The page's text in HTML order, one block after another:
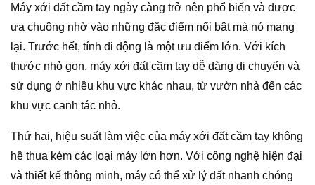
Máy xới đất cầm tay ngày càng trở nên phổ biến và được
ưa chuộng nhờ vào những đặc điểm nổi bật mà nó mang
lại. Trước hết, tính di động là một ưu điểm lớn. Với kích
thước nhỏ gọn, máy xới đất cầm tay dễ dàng di chuyển và
sử dụng ở nhiều khu vực khác nhau, từ vườn nhà đến các
khu vực canh tác nhỏ.
Thứ hai, hiệu suất làm việc của máy xới đất cầm tay không
hề thua kém các loại máy lớn hơn. Với công nghệ hiện đại
và thiết kế thông minh, máy có thể xử lý đất nhanh chóng